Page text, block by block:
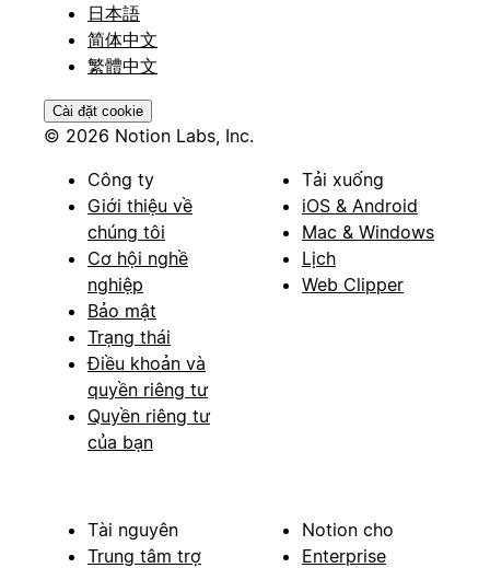
日本語
简体中文
繁體中文
Cài đặt cookie
© 2026 Notion Labs, Inc.
Công ty
Giới thiệu về
chúng tôi
Cơ hội nghề
nghiệp
Bảo mật
Trạng thái
Điều khoản và
quyền riêng tư
Quyền riêng tư
của bạn
Tải xuống
iOS & Android
Mac & Windows
Lịch
Web Clipper
Tài nguyên
Trung tâm trợ
Notion cho
Enterprise